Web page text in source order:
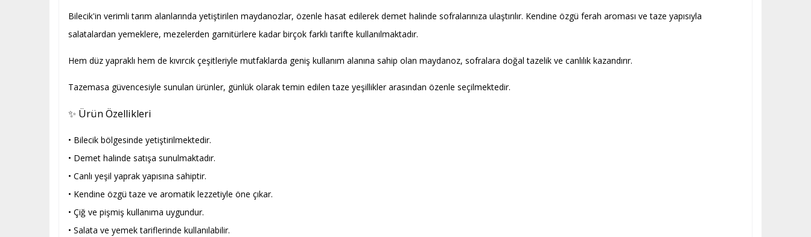
Bilecik'in verimli tarım alanlarında yetiştirilen maydanozlar, özenle hasat edilerek demet halinde sofralarınıza ulaştırılır. Kendine özgü ferah aroması ve taze yapısıyla
salatalardan yemeklere, mezelerden garnitürlere kadar birçok farklı tarifte kullanılmaktadır.
Hem düz yapraklı hem de kıvırcık çeşitleriyle mutfaklarda geniş kullanım alanına sahip olan maydanoz, sofralara doğal tazelik ve canlılık kazandırır.
Tazemasa güvencesiyle sunulan ürünler, günlük olarak temin edilen taze yeşillikler arasından özenle seçilmektedir.
✨ Ürün Özellikleri
• Bilecik bölgesinde yetiştirilmektedir.
• Demet halinde satışa sunulmaktadır.
• Canlı yeşil yaprak yapısına sahiptir.
• Kendine özgü taze ve aromatik lezzetiyle öne çıkar.
• Çiğ ve pişmiş kullanıma uygundur.
• Salata ve yemek tariflerinde kullanılabilir.